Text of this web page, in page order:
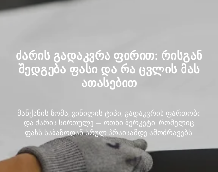
ძარის გადაკვრა ფირით: რისგან
შედგება ფასი და რა ცვლის მას
ათასებით
მანქანის ზომა, ვინილის ტიპი, გადაკვრის ფართობი
და ძარის სირთულე — ოთხი ბერკეტი, რომელიც
ფასს საბაზოდან სრულ პრაისამდე ამოძრავებს.